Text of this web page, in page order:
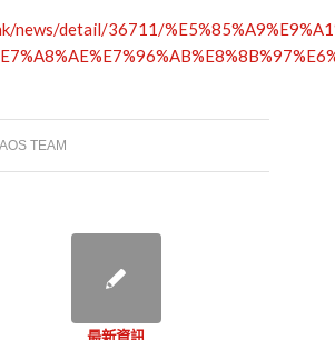
detail/36711/
AOS TEAM